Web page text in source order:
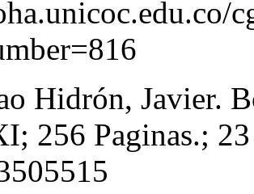
Hidrón, Javier.
256 Paginas.;